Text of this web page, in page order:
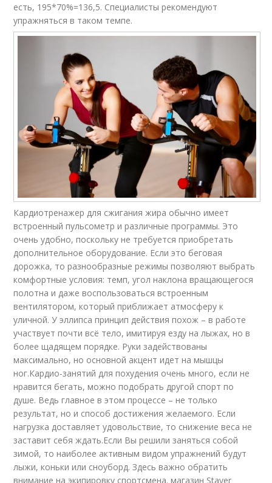
есть, 195*70%=136,5. Специалисты рекомендуют
упражняться в таком темпе.
Кардиотренажер для сжигания жира обычно имеет
встроенный пульсометр и различные программы. Это
очень удобно, поскольку не требуется приобретать
дополнительное оборудование. Если это беговая
дорожка, то разнообразные режимы позволяют выбрать
комфортные условия: темп, угол наклона вращающегося
полотна и даже воспользоваться встроенным
вентилятором, который приближает атмосферу к
уличной. У эллипса принцип действия похож – в работе
участвует почти всё тело, имитируя езду на лыжах, но в
более щадящем порядке. Руки задействованы
максимально, но основной акцент идет на мышцы
ног.Кардио-занятий для похудения очень много, если не
нравится бегать, можно подобрать другой спорт по
душе. Ведь главное в этом процессе – не только
результат, но и способ достижения желаемого. Если
нагрузка доставляет удовольствие, то снижение веса не
заставит себя ждать.Если Вы решили заняться собой
зимой, то наиболее активным видом упражнений будут
лыжи, коньки или сноуборд. Здесь важно обратить
внимание на экипировку спортсмена. магазин Stayer